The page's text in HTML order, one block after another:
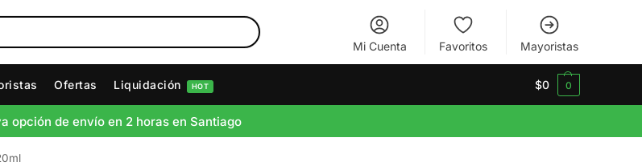
Mi Cuenta Favoritos Mayoristas
Ofertas Liquidación HOT $0 0
opción de envío en 2 horas en Santiago